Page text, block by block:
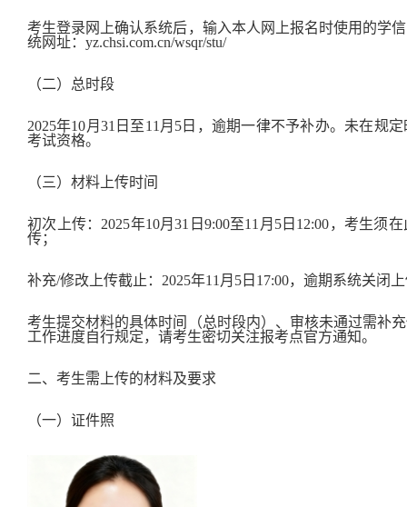
考生登录网上确认系统后，输入本人网上报名时使用的学
统网址：yz.chsi.com.cn/wsqr/stu/
（二）总时段
2025年10月31日至11月5日，逾期一律不予补办。未在规
考试资格。
（三）材料上传时间
初次上传：2025年10月31日9:00至11月5日12:00，考生须
传；
补充/修改上传截止：2025年11月5日17:00，逾期系统关闭
考生提交材料的具体时间（总时段内）、审核未通过需补
工作进度自行规定，请考生密切关注报考点官方通知。
二、考生需上传的材料及要求
（一）证件照